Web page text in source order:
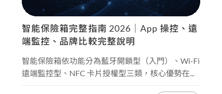
智能保險箱完整指南 2026｜App 操控、遠
端監控、品牌比較完整說明
智能保險箱依功能分為藍牙開鎖型（入門）、Wi-Fi
遠端監控型、NFC 卡片授權型三類，核心優勢在...